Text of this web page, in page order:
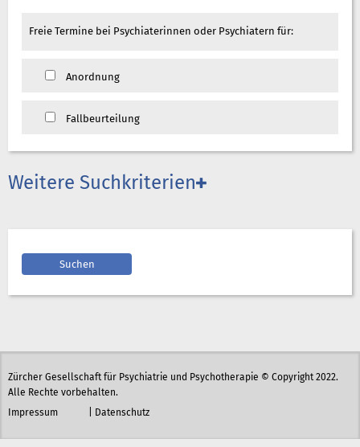
Freie Termine bei Psychiaterinnen oder Psychiatern für:
Anordnung
Fallbeurteilung
Weitere Suchkriterien
Zürcher Gesellschaft für Psychiatrie und Psychotherapie © Copyright 2022.
Alle Rechte vorbehalten.
Impressum
| Datenschutz